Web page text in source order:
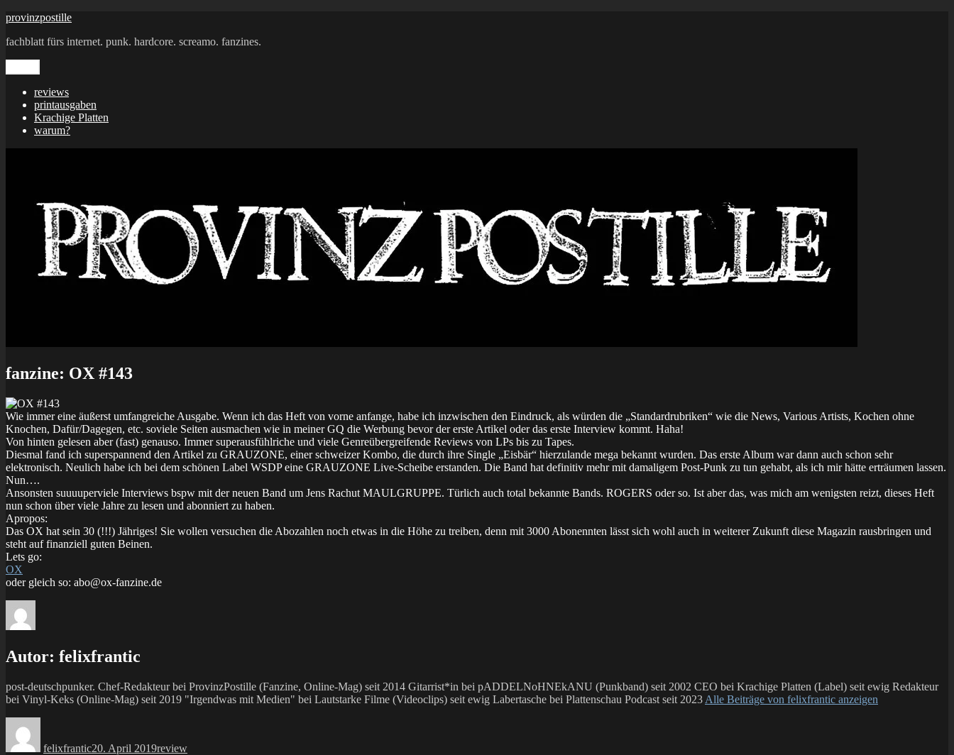
Zum
springen
provinzpostille
fachblatt fürs internet. punk. hardcore. screamo. fanzines.
reviews
printausgaben
Krachige Platten
warum?
fanzine: OX #143
Wie immer eine äußerst umfangreiche Ausgabe. Wenn ich das Heft von vorne anfange, habe ich inzwischen den Eindruck, als würden die „Standardrubriken“ wie die News, Various Artists, Kochen ohne
Knochen, Dafür/Dagegen, etc. soviele Seiten ausmachen wie in meiner GQ die Werbung bevor der erste Artikel oder das erste Interview kommt. Haha!
Von hinten gelesen aber (fast) genauso. Immer superausfühlriche und viele Genreübergreifende Reviews von LPs bis zu Tapes.
Diesmal fand ich superspannend den Artikel zu GRAUZONE, einer schweizer Kombo, die durch ihre Single „Eisbär“ hierzulande mega bekannt wurden. Das erste Album war dann auch schon sehr
elektronisch. Neulich habe ich bei dem schönen Label WSDP eine GRAUZONE Live-Scheibe erstanden. Die Band hat definitiv mehr mit damaligem Post-Punk zu tun gehabt, als ich mir hätte erträumen lassen.
Nun….
Ansonsten suuuuperviele Interviews bspw mit der neuen Band um Jens Rachut MAULGRUPPE. Türlich auch total bekannte Bands. ROGERS oder so. Ist aber das, was mich am wenigsten reizt, dieses Heft
nun schon über viele Jahre zu lesen und abonniert zu haben.
Apropos:
Das OX hat sein 30 (!!!) Jähriges! Sie wollen versuchen die Abozahlen noch etwas in die Höhe zu treiben, denn mit 3000 Abonennten lässt sich wohl auch in weiterer Zukunft diese Magazin rausbringen und
steht auf finanziell guten Beinen.
Lets go:
OX
oder gleich so: abo@ox-fanzine.de
Autor: felixfrantic
post-deutschpunker. Chef-Redakteur bei ProvinzPostille (Fanzine, Online-Mag) seit 2014 Gitarrist*in bei pADDELNoHNEkANU (Punkband) seit 2002 CEO bei Krachige Platten (Label) seit ewig Redakteur
bei Vinyl-Keks (Online-Mag) seit 2019 "Irgendwas mit Medien" bei Lautstarke Filme (Videoclips) seit ewig Labertasche bei Plattenschau Podcast seit 2023 Alle Beiträge von felixfrantic anzeigen
felixfrantic20. April 2019review